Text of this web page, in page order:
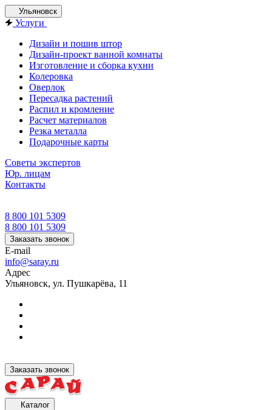
Ульяновск
Услуги
Дизайн и пошив штор
Дизайн-проект ванной комнаты
Изготовление и сборка кухни
Колеровка
Оверлок
Пересадка растений
Распил и кромление
Расчет материалов
Резка металла
Подарочные карты
Советы экспертов
Юр. лицам
Контакты
8 800 101 5309
8 800 101 5309
Заказать звонок
E-mail
info@saray.ru
Адрес
Ульяновск, ул. Пушкарёва, 11
Заказать звонок
Каталог